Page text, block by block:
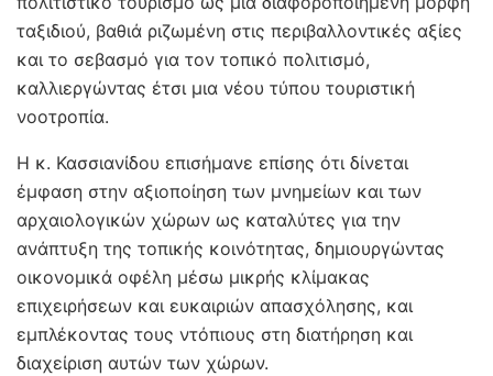
ταξιδιού, βαθιά ριζωμένη στις περιβαλλοντικές αξίες
και το σεβασμό για τον τοπικό πολιτισμό,
καλλιεργώντας έτσι μια νέου τύπου τουριστική
νοοτροπία.
Η κ. Κασσιανίδου επισήμανε επίσης ότι δίνεται
έμφαση στην αξιοποίηση των μνημείων και των
αρχαιολογικών χώρων ως καταλύτες για την
ανάπτυξη της τοπικής κοινότητας, δημιουργώντας
οικονομικά οφέλη μέσω μικρής κλίμακας
επιχειρήσεων και ευκαιριών απασχόλησης, και
εμπλέκοντας τους ντόπιους στη διατήρηση και
διαχείριση αυτών των χώρων.